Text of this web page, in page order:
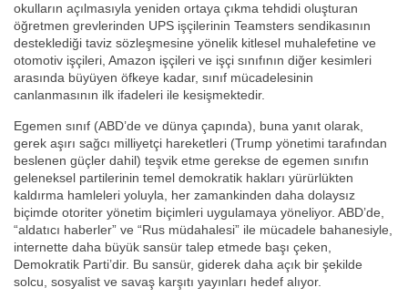
okulların açılmasıyla yeniden ortaya çıkma tehdidi oluşturan
öğretmen grevlerinden UPS işçilerinin Teamsters sendikasının
desteklediği taviz sözleşmesine yönelik kitlesel muhalefetine ve
otomotiv işçileri, Amazon işçileri ve işçi sınıfının diğer kesimleri
arasında büyüyen öfkeye kadar, sınıf mücadelesinin
canlanmasının ilk ifadeleri ile kesişmektedir.
Egemen sınıf (ABD’de ve dünya çapında), buna yanıt olarak,
gerek aşırı sağcı milliyetçi hareketleri (Trump yönetimi tarafından
beslenen güçler dahil) teşvik etme gerekse de egemen sınıfın
geleneksel partilerinin temel demokratik hakları yürürlükten
kaldırma hamleleri yoluyla, her zamankinden daha dolaysız
biçimde otoriter yönetim biçimleri uygulamaya yöneliyor. ABD’de,
“aldatıcı haberler” ve “Rus müdahalesi” ile mücadele bahanesiyle,
internette daha büyük sansür talep etmede başı çeken,
Demokratik Parti’dir. Bu sansür, giderek daha açık bir şekilde
solcu, sosyalist ve savaş karşıtı yayınları hedef alıyor.